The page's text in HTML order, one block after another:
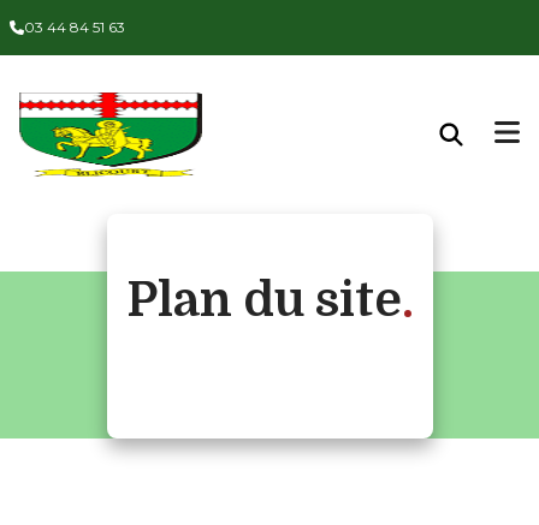
03 44 84 51 63
Plan du site